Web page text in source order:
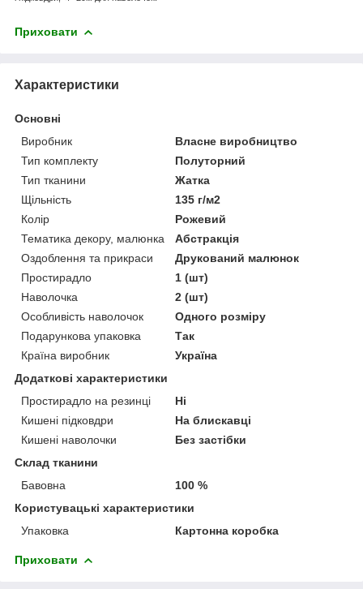
Приховати
Характеристики
Основні
Виробник
Власне виробництво
Тип комплекту
Полуторний
Тип тканини
Жатка
Щільність
135 г/м2
Колір
Рожевий
Тематика декору, малюнка
Абстракція
Оздоблення та прикраси
Друкований малюнок
Простирадло
1 (шт)
Наволочка
2 (шт)
Особливість наволочок
Одного розміру
Подарункова упаковка
Так
Країна виробник
Україна
Додаткові характеристики
Простирадло на резинці
Ні
Кишені підковдри
На блискавці
Кишені наволочки
Без застібки
Склад тканини
Бавовна
100 %
Користувацькі характеристики
Упаковка
Картонна коробка
Приховати